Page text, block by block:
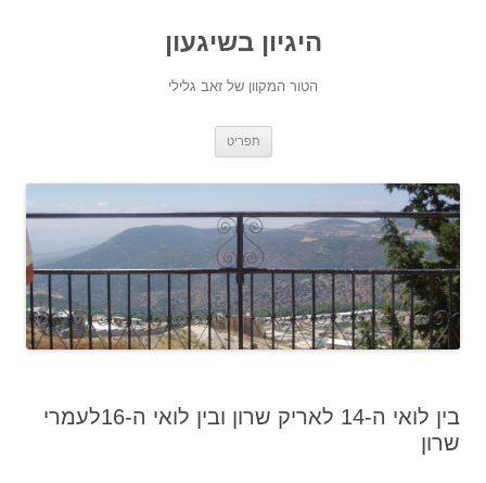
היגיון בשיגעון
הטור המקוון של זאב גלילי
תפריט
בין לואי ה-14 לאריק שרון ובין לואי ה-16לעמרי
שרון